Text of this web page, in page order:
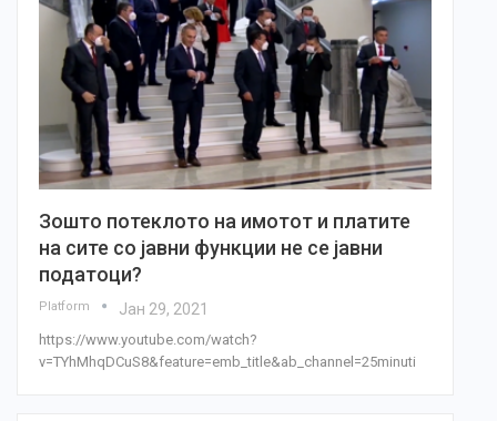
Зошто потеклото на имотот и платите
на сите со јавни функции не се јавни
податоци?
Platform Јан 29, 2021
https://www.youtube.com/watch?
v=TYhMhqDCuS8&feature=emb_title&ab_channel=25minuti